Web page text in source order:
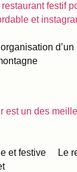
festif
et
est un des
et festive Le